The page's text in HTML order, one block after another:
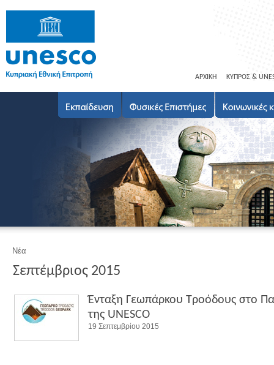
ΑΡΧΙΚΗ ΚΥΠΡΟΣ &
Νέα
Σεπτέμβριος 2015
Ένταξη Γεωπάρκου Τροόδους στο
της UNESCO
19 Σεπτεμβρίου 2015